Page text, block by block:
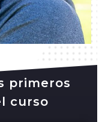
primeros
curso